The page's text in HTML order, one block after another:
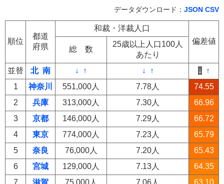
データダウンロード： JSON CSV
順位
都道
府県
和裁・洋裁人口
偏差値
総 数
25歳以上人口100人
あたり
並替
北 南 ↓ ↑ ↓ ↑ ↓
↑
1
神奈川 551,000人 7.78人
74.55
2
兵庫 313,000人 7.30人
66.96
3
京都 146,000人 7.29人
66.72
4
東京 774,000人 7.23人
65.79
5
奈良 76,000人 7.20人
65.43
6
宮城 129,000人 7.13人
64.35
7
滋賀 75,000人 7.06人 63.10